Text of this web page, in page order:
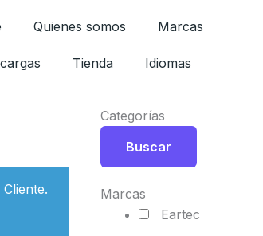
Quienes somos Marcas
Tienda Idiomas
Categorías
Buscar
Marcas
Eartec